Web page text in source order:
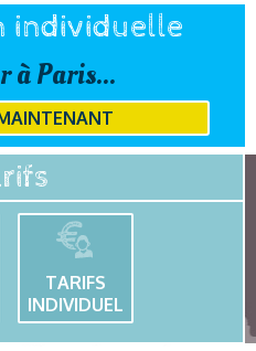
individuelle
à Paris...
TARIFS
INDIVIDUEL